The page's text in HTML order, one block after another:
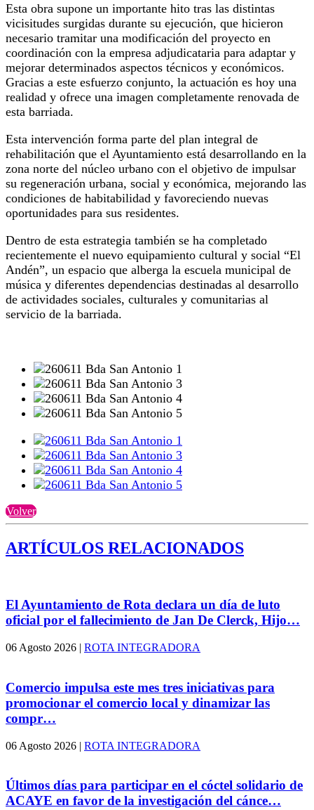
Esta obra supone un importante hito tras las distintas
vicisitudes surgidas durante su ejecución, que hicieron
necesario tramitar una modificación del proyecto en
coordinación con la empresa adjudicataria para adaptar y
mejorar determinados aspectos técnicos y económicos.
Gracias a este esfuerzo conjunto, la actuación es hoy una
realidad y ofrece una imagen completamente renovada de
esta barriada.
Esta intervención forma parte del plan integral de
rehabilitación que el Ayuntamiento está desarrollando en la
zona norte del núcleo urbano con el objetivo de impulsar
su regeneración urbana, social y económica, mejorando las
condiciones de habitabilidad y favoreciendo nuevas
oportunidades para sus residentes.
Dentro de esta estrategia también se ha completado
recientemente el nuevo equipamiento cultural y social “El
Andén”, un espacio que alberga la escuela municipal de
música y diferentes dependencias destinadas al desarrollo
de actividades sociales, culturales y comunitarias al
servicio de la barriada.
Volver
ARTÍCULOS RELACIONADOS
El Ayuntamiento de Rota declara un día de luto
oficial por el fallecimiento de Jan De Clerck, Hijo…
06 Agosto 2026 | ROTA INTEGRADORA
Comercio impulsa este mes tres iniciativas para
promocionar el comercio local y dinamizar las
compr…
06 Agosto 2026 | ROTA INTEGRADORA
Últimos días para participar en el cóctel solidario de
ACAYE en favor de la investigación del cánce…